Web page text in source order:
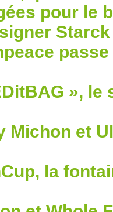
pour le
», le
Michon et
la